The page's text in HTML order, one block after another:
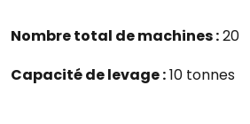
Nombre total de machines :20
Capacité de levage :10 tonnes